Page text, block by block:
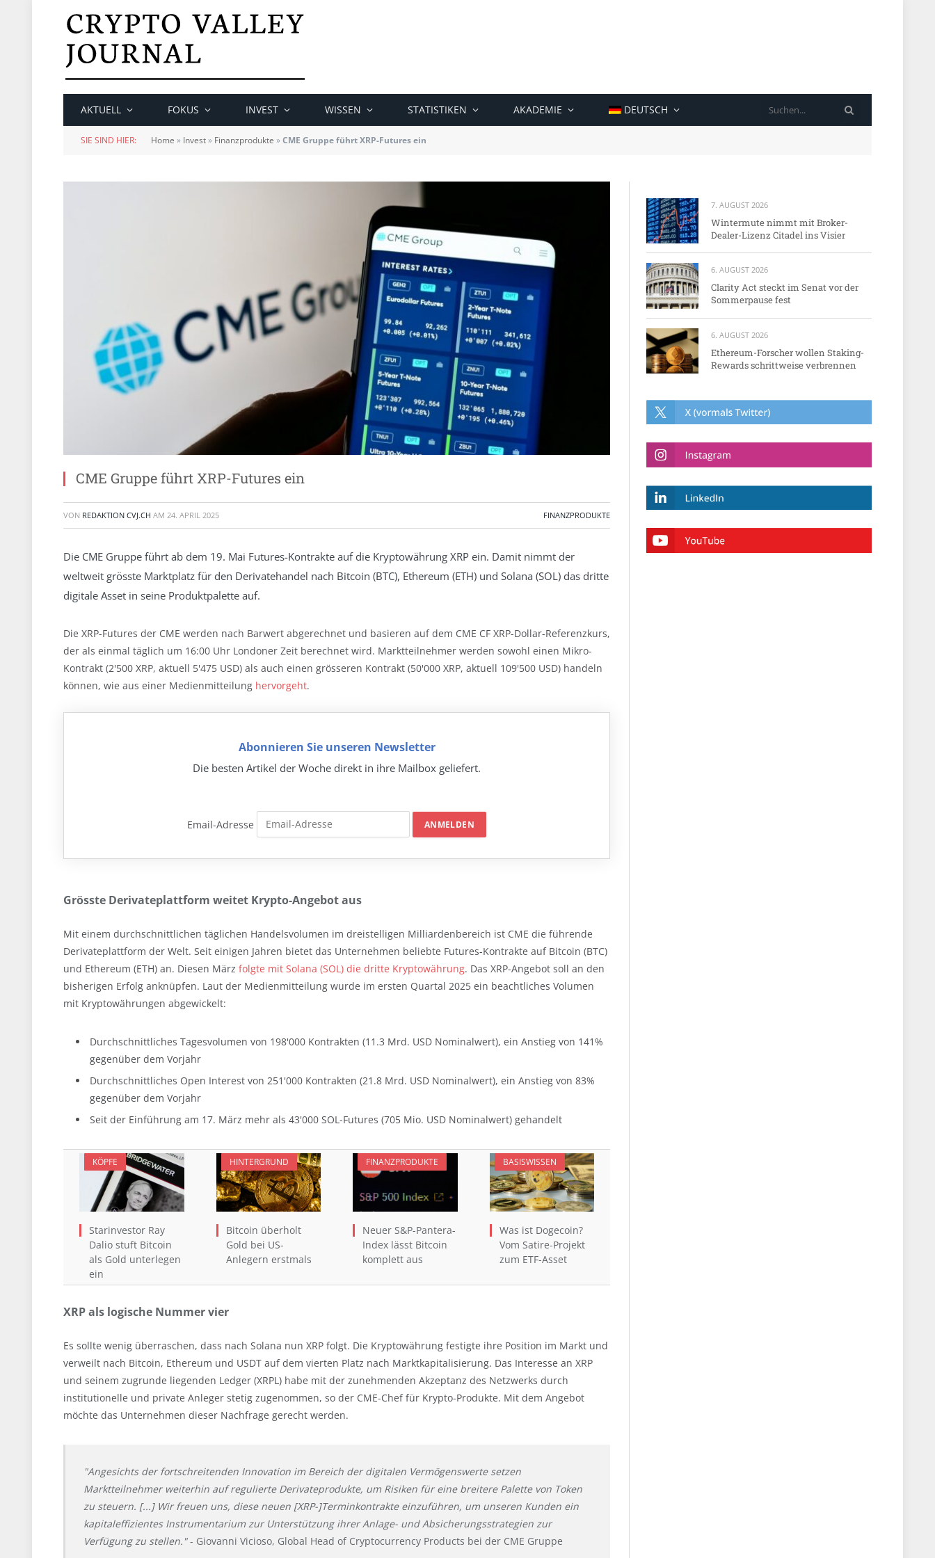
AKTUELL FOKUS INVEST WISSEN STATISTIKEN AKADEMIE DEUTSCH
SIE SIND HIER: Home » Invest» Finanzprodukte »CME Gruppe führt XRP-Futures ein
CME Gruppe führt XRP-Futures ein
VON REDAKTION CVJ.CH AM 24. APRIL 2025 FINANZPRODUKTE
Die CME Gruppe führt ab dem 19. Mai Futures-Kontrakte auf die Kryptowährung XRP ein. Damit nimmt der
weltweit grösste Marktplatz für den Derivatehandel nach Bitcoin (BTC), Ethereum (ETH) und Solana (SOL) das dritte
digitale Asset in seine Produktpalette auf.
Die XRP-Futures der CME werden nach Barwert abgerechnet und basieren auf dem CME CF XRP-Dollar-Referenzkurs,
der als einmal täglich um 16:00 Uhr Londoner Zeit berechnet wird. Marktteilnehmer werden sowohl einen Mikro-
Kontrakt (2'500 XRP, aktuell 5'475 USD) als auch einen grösseren Kontrakt (50'000 XRP, aktuell 109'500 USD) handeln
können, wie aus einer Medienmitteilung hervorgeht.
Abonnieren Sie unseren Newsletter
Die besten Artikel der Woche direkt in ihre Mailbox geliefert.
Email-Adresse
Grösste Derivateplattform weitet Krypto-Angebot aus
Mit einem durchschnittlichen täglichen Handelsvolumen im dreistelligen Milliardenbereich ist CME die führende
Derivateplattform der Welt. Seit einigen Jahren bietet das Unternehmen beliebte Futures-Kontrakte auf Bitcoin (BTC)
und Ethereum (ETH) an. Diesen März folgte mit Solana (SOL) die dritte Kryptowährung. Das XRP-Angebot soll an den
bisherigen Erfolg anknüpfen. Laut der Medienmitteilung wurde im ersten Quartal 2025 ein beachtliches Volumen
mit Kryptowährungen abgewickelt:
Durchschnittliches Tagesvolumen von 198'000 Kontrakten (11.3 Mrd. USD Nominalwert), ein Anstieg von 141%
gegenüber dem Vorjahr
Durchschnittliches Open Interest von 251'000 Kontrakten (21.8 Mrd. USD Nominalwert), ein Anstieg von 83%
gegenüber dem Vorjahr
Seit der Einführung am 17. März mehr als 43'000 SOL-Futures (705 Mio. USD Nominalwert) gehandelt
KÖPFE
Starinvestor Ray
Dalio stuft Bitcoin
als Gold unterlegen
ein
HINTERGRUND
Bitcoin überholt
Gold bei US-
Anlegern erstmals
FINANZPRODUKTE
Neuer S&P-Pantera-
Index lässt Bitcoin
komplett aus
BASISWISSEN
Was ist Dogecoin?
Vom Satire-Projekt
zum ETF-Asset
XRP als logische Nummer vier
Es sollte wenig überraschen, dass nach Solana nun XRP folgt. Die Kryptowährung festigte ihre Position im Markt und
verweilt nach Bitcoin, Ethereum und USDT auf dem vierten Platz nach Marktkapitalisierung. Das Interesse an XRP
und seinem zugrunde liegenden Ledger (XRPL) habe mit der zunehmenden Akzeptanz des Netzwerks durch
institutionelle und private Anleger stetig zugenommen, so der CME-Chef für Krypto-Produkte. Mit dem Angebot
möchte das Unternehmen dieser Nachfrage gerecht werden.
"Angesichts der fortschreitenden Innovation im Bereich der digitalen Vermögenswerte setzen
Marktteilnehmer weiterhin auf regulierte Derivateprodukte, um Risiken für eine breitere Palette von Token
zu steuern. [...] Wir freuen uns, diese neuen [XRP-]Terminkontrakte einzuführen, um unseren Kunden ein
kapitaleffizientes Instrumentarium zur Unterstützung ihrer Anlage- und Absicherungsstrategien zur
Verfügung zu stellen."- Giovanni Vicioso, Global Head of Cryptocurrency Products bei der CME Gruppe
7. AUGUST 2026
Wintermute nimmt mit Broker-
Dealer-Lizenz Citadel ins Visier
6. AUGUST 2026
Clarity Act steckt im Senat vor der
Sommerpause fest
6. AUGUST 2026
Ethereum-Forscher wollen Staking-
Rewards schrittweise verbrennen